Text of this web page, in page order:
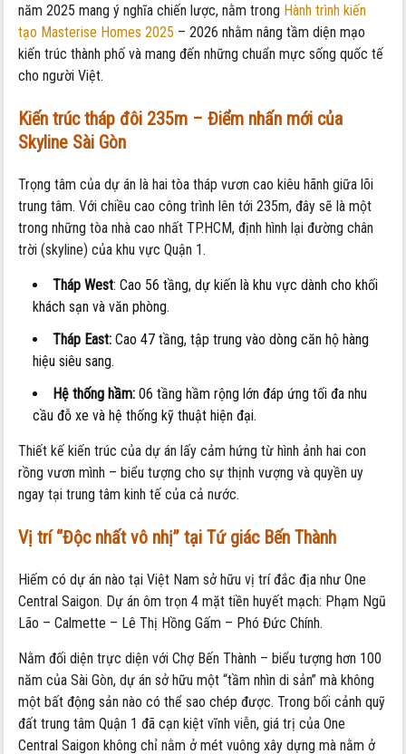
năm 2025 mang ý nghĩa chiến lược, nằm trong Hành trình kiến
tạo Masterise Homes 2025 – 2026 nhằm nâng tầm diện mạo
kiến trúc thành phố và mang đến những chuẩn mực sống quốc tế
cho người Việt.
Kiến trúc tháp đôi 235m – Điểm nhấn mới của
Skyline Sài Gòn
Trọng tâm của dự án là hai tòa tháp vươn cao kiêu hãnh giữa lõi
trung tâm. Với chiều cao công trình lên tới 235m, đây sẽ là một
trong những tòa nhà cao nhất TP.HCM, định hình lại đường chân
trời (skyline) của khu vực Quận 1.
Tháp West: Cao 56 tầng, dự kiến là khu vực dành cho khối
khách sạn và văn phòng.
Tháp East: Cao 47 tầng, tập trung vào dòng căn hộ hàng
hiệu siêu sang.
Hệ thống hầm: 06 tầng hầm rộng lớn đáp ứng tối đa nhu
cầu đỗ xe và hệ thống kỹ thuật hiện đại.
Thiết kế kiến trúc của dự án lấy cảm hứng từ hình ảnh hai con
rồng vươn mình – biểu tượng cho sự thịnh vượng và quyền uy
ngay tại trung tâm kinh tế của cả nước.
Vị trí “Độc nhất vô nhị” tại Tứ giác Bến Thành
Hiếm có dự án nào tại Việt Nam sở hữu vị trí đắc địa như One
Central Saigon. Dự án ôm trọn 4 mặt tiền huyết mạch: Phạm Ngũ
Lão – Calmette – Lê Thị Hồng Gấm – Phó Đức Chính.
Nằm đối diện trực diện với Chợ Bến Thành – biểu tượng hơn 100
năm của Sài Gòn, dự án sở hữu một “tầm nhìn di sản” mà không
một bất động sản nào có thể sao chép được. Trong bối cảnh quỹ
đất trung tâm Quận 1 đã cạn kiệt vĩnh viễn, giá trị của One
Central Saigon không chỉ nằm ở mét vuông xây dựng mà nằm ở